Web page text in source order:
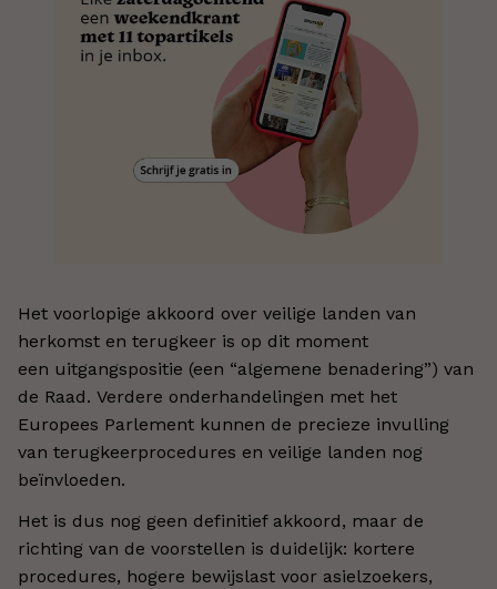
Het voorlopige akkoord over veilige landen van
herkomst en terugkeer is op dit moment
een uitgangspositie (een “algemene benadering”) van
de Raad. Verdere onderhandelingen met het
Europees Parlement kunnen de precieze invulling
van terugkeerprocedures en veilige landen nog
beïnvloeden.
Het is dus nog geen definitief akkoord, maar de
richting van de voorstellen is duidelijk: kortere
procedures, hogere bewijslast voor asielzoekers,